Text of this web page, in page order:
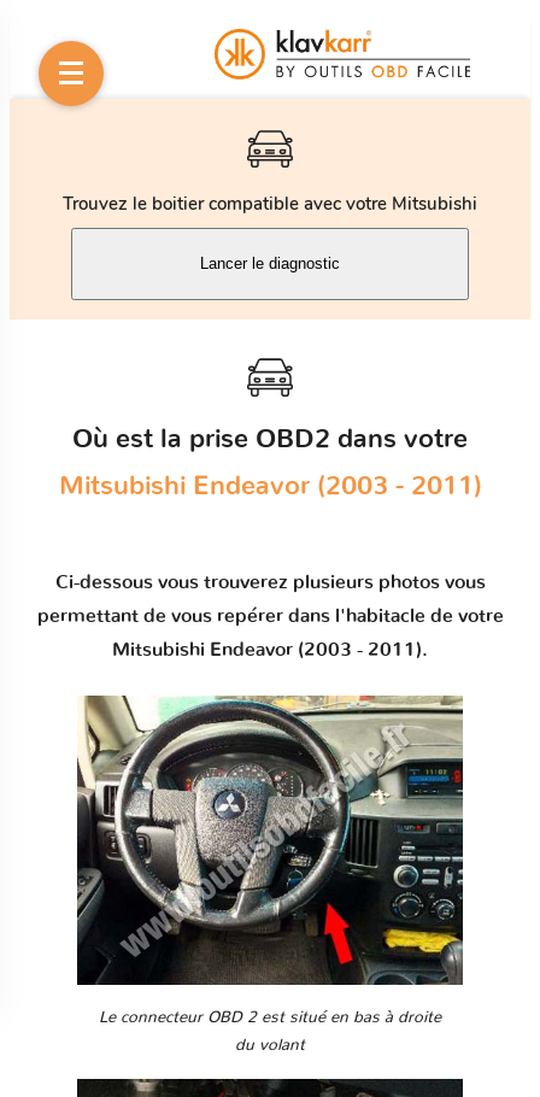
Trouvez le boitier compatible avec votre Mitsubishi
Lancer le diagnostic
Où est la prise OBD2 dans votre
Mitsubishi Endeavor (2003 - 2011)
Ci-dessous vous trouverez plusieurs photos vous
permettant de vous repérer dans l'habitacle de votre
Mitsubishi Endeavor (2003 - 2011).
Le connecteur OBD 2 est situé en bas à droite
du volant